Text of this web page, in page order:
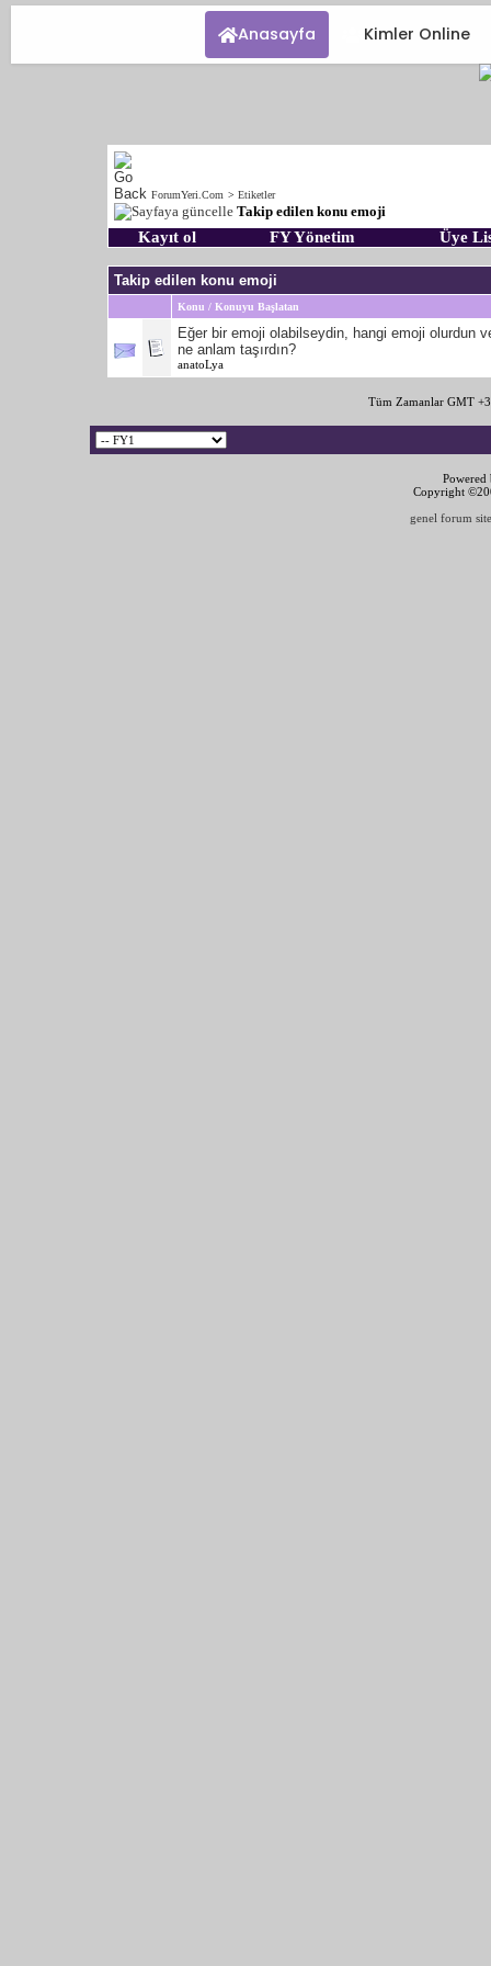
Anasayfa Kimler Online
ForumYeri.Com > Etiketler
Takip edilen konu emoji
Kayıt ol FY Yönetim Üye
Takip edilen konu emoji
Konu / Konuyu Başlatan
Eğer bir emoji olabilseydin, hangi emoji olurdun
ne anlam taşırdın?
anatoLya
Tüm Zamanlar GMT
Copyright
genel forum